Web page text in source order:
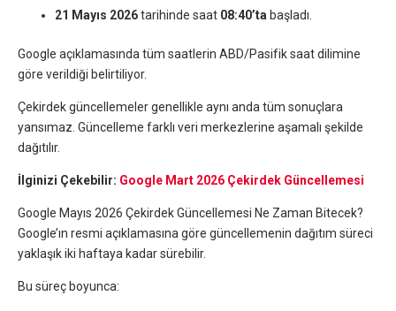
21 Mayıs 2026tarihinde saat 08:40’ta başladı.
Google açıklamasında tüm saatlerin ABD/Pasifik saat dilimine
göre verildiği belirtiliyor.
Çekirdek güncellemeler genellikle aynı anda tüm sonuçlara
yansımaz. Güncelleme farklı veri merkezlerine aşamalı şekilde
dağıtılır.
İlginizi Çekebilir: Google Mart 2026 Çekirdek Güncellemesi
Google Mayıs 2026 Çekirdek Güncellemesi Ne Zaman Bitecek?
Google’ın resmi açıklamasına göre güncellemenin dağıtım süreci
yaklaşık iki haftaya kadar sürebilir.
Bu süreç boyunca: